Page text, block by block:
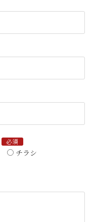
必須
チラシ